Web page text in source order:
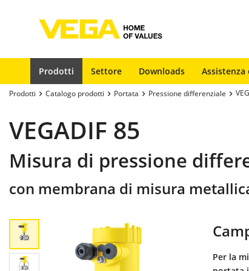
Prodotti Settore Downloads
Prodotti Catalogo prodotti Portata Pressione differenziale
VEGADIF 85
Misura di pressione
con membrana di misura
Per la